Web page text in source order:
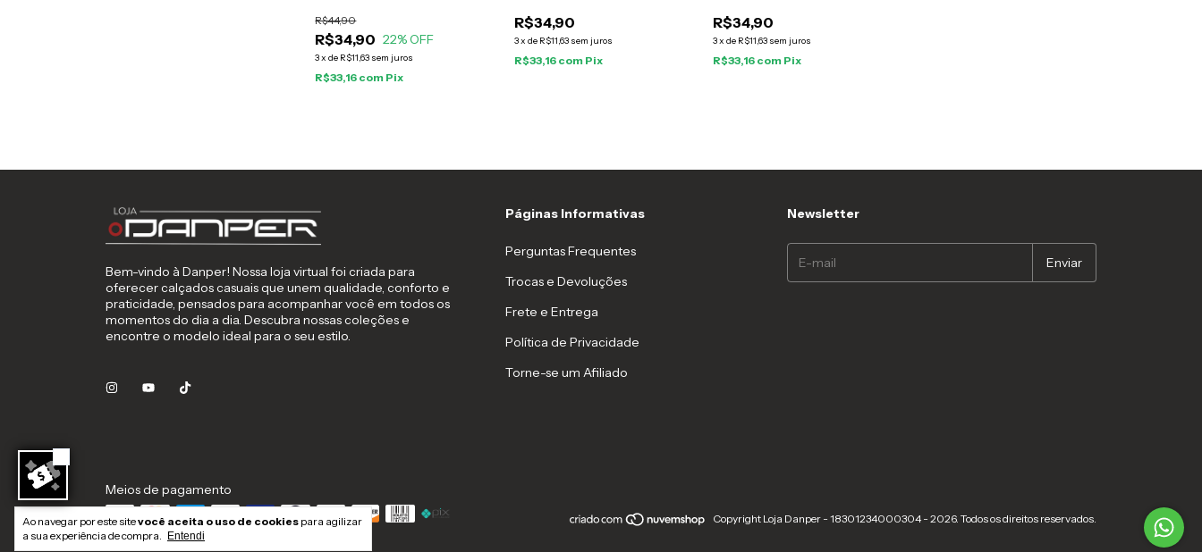
Ao navegar por este sitevocê aceita o uso de cookies para agilizar
a sua experiência de compra.
Entendi
R$34,90
R$44,90
22% OFF
3xde R$11,63 sem juros
R$33,16 com Pix
R$34,90
3x de R$11,63 sem juros
R$33,16 com Pix
R$34,90
3xde R$11,63 sem juros
R$33,16 com Pix
Bem-vindo à Danper! Nossa loja virtual foi criada para
oferecer calçados casuais que unem qualidade, conforto e
praticidade, pensados para acompanhar você em todos os
momentos do dia a dia. Descubra nossas coleções e
encontre o modelo ideal para o seu estilo.
Páginas Informativas
Perguntas Frequentes
Trocas e Devoluções
Frete e Entrega
Política de Privacidade
Torne-se um Afiliado
Newsletter
Meios de pagamento
Copyright Loja Danper - 18301234000304 - 2026. Todos os direitos reservados.